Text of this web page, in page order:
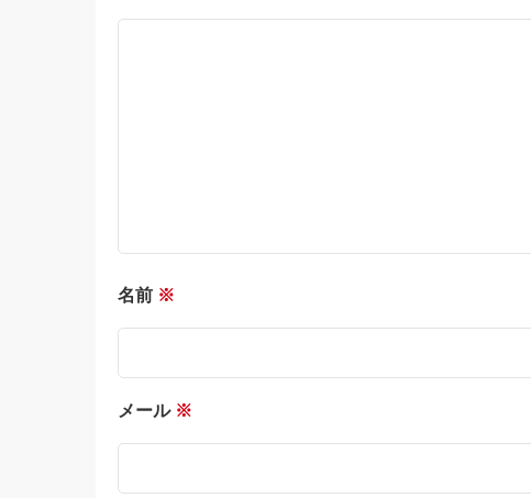
名前 ※
メール ※